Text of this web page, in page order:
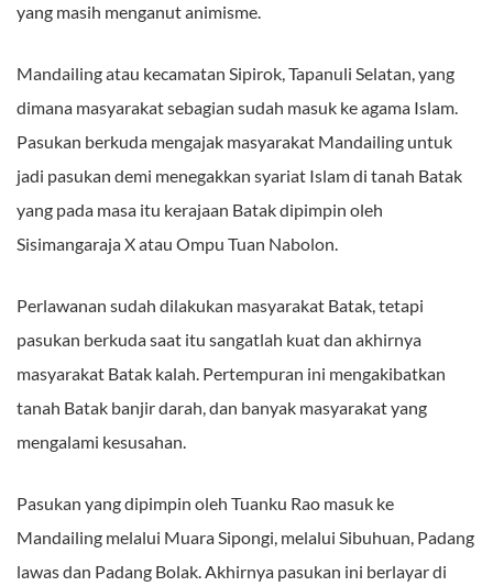
yang masih menganut animisme.
Mandailing atau kecamatan Sipirok, Tapanuli Selatan, yang
dimana masyarakat sebagian sudah masuk ke agama Islam.
Pasukan berkuda mengajak masyarakat Mandailing untuk
jadi pasukan demi menegakkan syariat Islam di tanah Batak
yang pada masa itu kerajaan Batak dipimpin oleh
Sisimangaraja X atau Ompu Tuan Nabolon.
Perlawanan sudah dilakukan masyarakat Batak, tetapi
pasukan berkuda saat itu sangatlah kuat dan akhirnya
masyarakat Batak kalah. Pertempuran ini mengakibatkan
tanah Batak banjir darah, dan banyak masyarakat yang
mengalami kesusahan.
Pasukan yang dipimpin oleh Tuanku Rao masuk ke
Mandailing melalui Muara Sipongi, melalui Sibuhuan, Padang
lawas dan Padang Bolak. Akhirnya pasukan ini berlayar di